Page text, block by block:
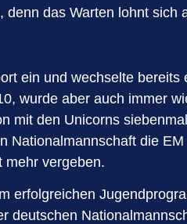
das Warten lohnt sich
ein und wechselte
wurde aber auch immer
mit den Unicorns
die
mehr vergeben.
erfolgreichen